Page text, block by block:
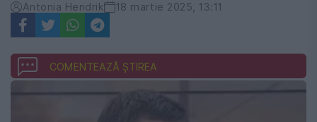
Antonia Hendrik 18 martie 2025, 13:11
COMENTEAZĂ ȘTIREA